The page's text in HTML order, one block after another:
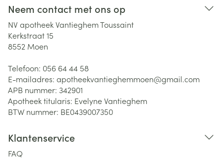
Neem contact met ons op
NV apotheek Vantieghem Toussaint
Kerkstraat 15
8552 Moen
Telefoon: 056 64 44 58
E-mailadres: apotheekvantieghemmoen@gmail.com
APB nummer: 342901
Apotheek titularis: Evelyne Vantieghem
BTW nummer: BE0439007350
Klantenservice
FAQ